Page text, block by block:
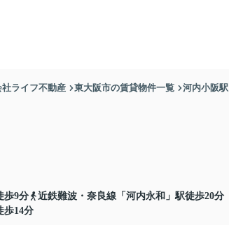
ライフ不動産 東大阪市の賃貸物件一覧 河内小阪駅
歩9分
近鉄難波・奈良線「河内永和」駅徒歩20分
歩14分